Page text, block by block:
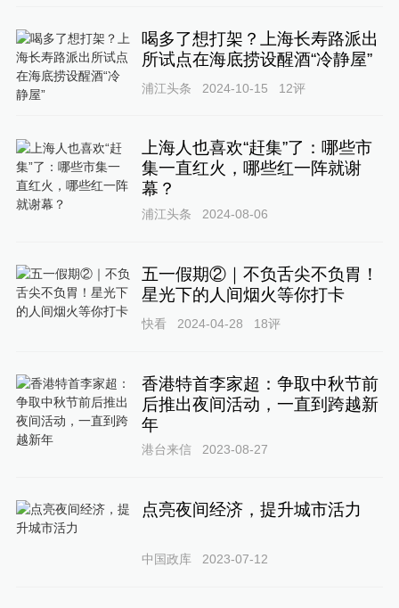
喝多了想打架？上海长寿路派出
所试点在海底捞设醒酒“冷静屋”
浦江头条 2024-10-15 12评
上海人也喜欢“赶集”了：哪些市
集一直红火，哪些红一阵就谢
幕？
浦江头条 2024-08-06
五一假期②｜不负舌尖不负胃！
星光下的人间烟火等你打卡
快看 2024-04-28 18评
香港特首李家超：争取中秋节前
后推出夜间活动，一直到跨越新
年
港台来信 2023-08-27
点亮夜间经济，提升城市活力
中国政库 2023-07-12